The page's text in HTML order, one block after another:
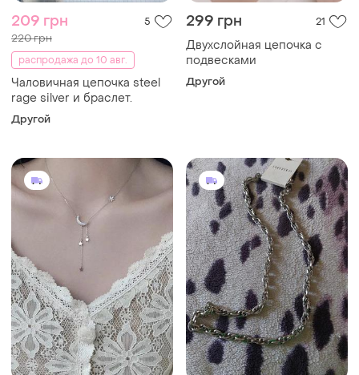
209 грн 5
220 грн
распродажа до 10 авг.
Чаловичная цепочка steel
rage silver и браслет.
Другой
299 грн 21
Двухслойная цепочка с
подвесками
Другой